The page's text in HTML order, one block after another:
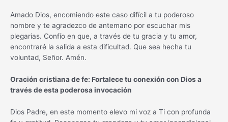
Amado Dios, encomiendo este caso difícil a tu poderoso
nombre y te agradezco de antemano por escuchar mis
plegarias. Confío en que, a través de tu gracia y tu amor,
encontraré la salida a esta dificultad. Que sea hecha tu
voluntad, Señor. Amén.
Oración cristiana de fe: Fortalece tu conexión con Dios a
través de esta poderosa invocación
Dios Padre, en este momento elevo mi voz a Ti con profunda